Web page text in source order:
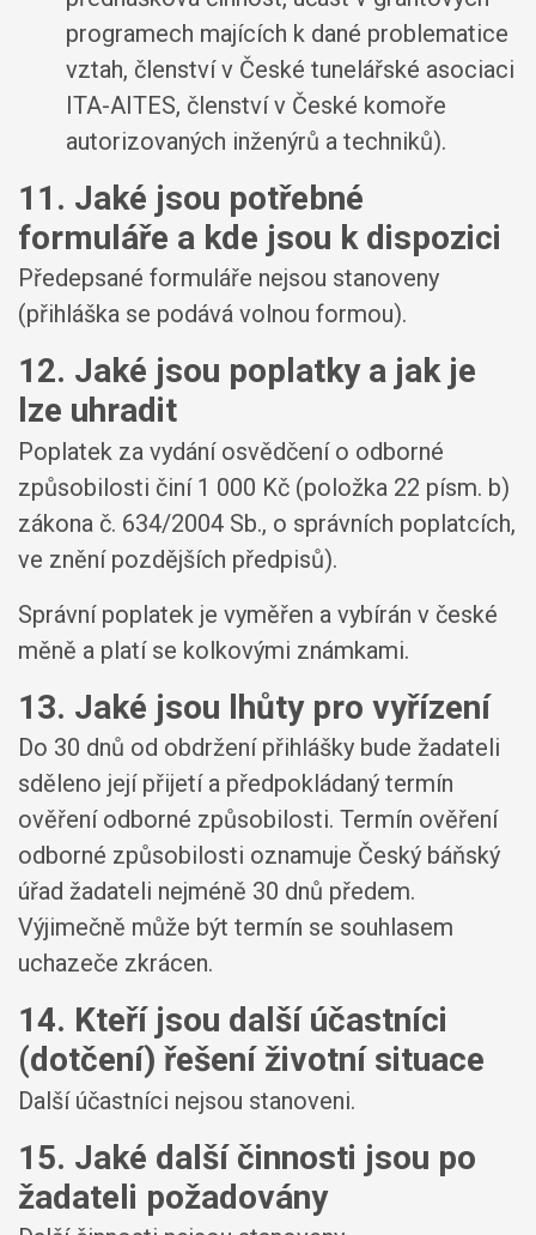
programech majících k dané problematice
vztah, členství v České tunelářské asociaci
ITA-AITES, členství v České komoře
autorizovaných inženýrů a techniků).
11. Jaké jsou potřebné
formuláře a kde jsou k dispozici
Předepsané formuláře nejsou stanoveny
(přihláška se podává volnou formou).
12. Jaké jsou poplatky a jak je
lze uhradit
Poplatek za vydání osvědčení o odborné
způsobilosti činí 1 000 Kč (položka 22 písm. b)
zákona č. 634/2004 Sb., o správních poplatcích,
ve znění pozdějších předpisů).
Správní poplatek je vyměřen a vybírán v české
měně a platí se kolkovými známkami.
13. Jaké jsou lhůty pro vyřízení
Do 30 dnů od obdržení přihlášky bude žadateli
sděleno její přijetí a předpokládaný termín
ověření odborné způsobilosti. Termín ověření
odborné způsobilosti oznamuje Český báňský
úřad žadateli nejméně 30 dnů předem.
Výjimečně může být termín se souhlasem
uchazeče zkrácen.
14. Kteří jsou další účastníci
(dotčení) řešení životní situace
Další účastníci nejsou stanoveni.
15. Jaké další činnosti jsou po
žadateli požadovány